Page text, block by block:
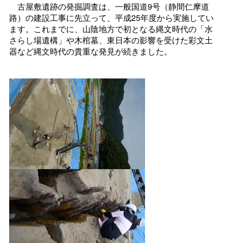
古屋敷遺跡の発掘調査は、一般国道9号（静間仁摩道
路）の建設工事に先立って、平成25年度から実施してい
ます。これまでに、山陰地方で初となる縄文時代の「水
さらし場遺構」や木棺墓、東日本の影響を受けた彩文土
器など縄文時代の貴重な発見が続きました。